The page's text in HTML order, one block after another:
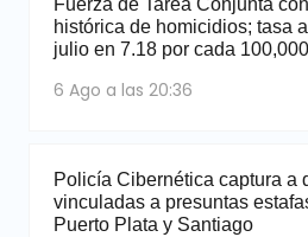
Fuerza de Tarea Conjunta
histórica de homicidios; tasa
julio en 7.18 por cada
6 Ago a las 20:36
Policía Cibernética captura a
vinculadas a presuntas
Puerto Plata y Santiago